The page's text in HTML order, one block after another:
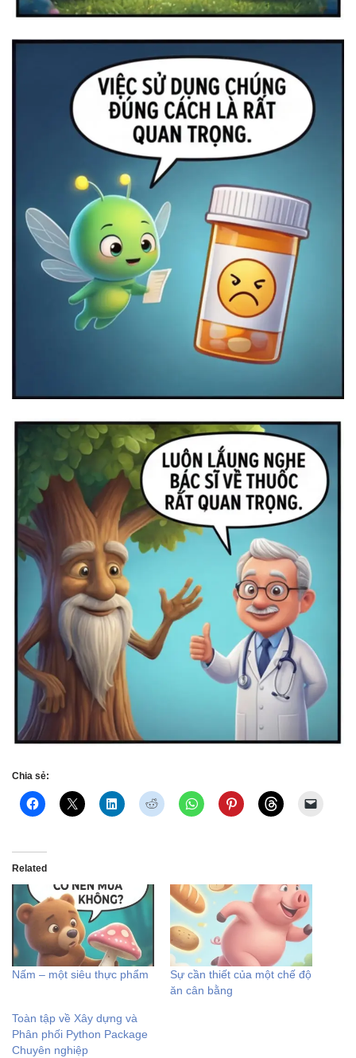
Chia sẻ:
Related
Nấm – một siêu thực phẩm
Sự cần thiết của một chế độ
ăn cân bằng
Toàn tập về Xây dựng và
Phân phối Python Package
Chuyên nghiệp